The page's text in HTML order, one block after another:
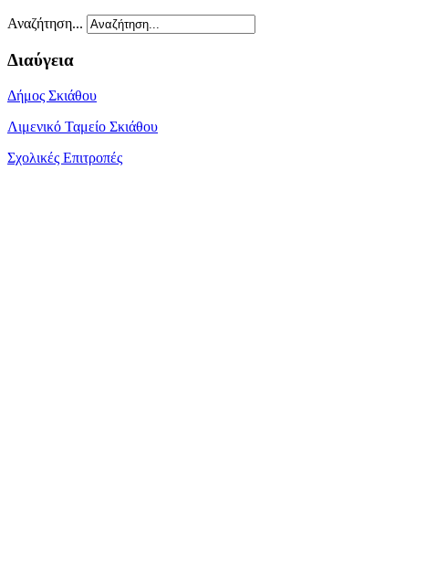
Αναζήτηση...
Διαύγεια
Δήμος Σκιάθου
Λιμενικό Ταμείο Σκιάθου
Σχολικές Επιτροπές